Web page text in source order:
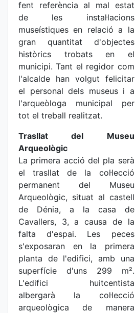
fent referència al mal estat
de les instal·lacions
museístiques en relació a la
gran quantitat d'objectes
històrics trobats en el
municipi. Tant el regidor com
l'alcalde han volgut felicitar
el personal dels museus i a
l'arqueòloga municipal per
tot el treball realitzat.
Trasllat del Museu
Arqueològic
La primera acció del pla serà
el trasllat de la col·lecció
permanent del Museu
Arqueològic, situat al castell
de Dénia, a la casa de
Cavallers, 3, a causa de la
falta d'espai. Les peces
s'exposaran en la primera
planta de l'edifici, amb una
superfície d'uns 299 m².
L'edifici huitcentista
albergarà la col·lecció
arqueològica de manera